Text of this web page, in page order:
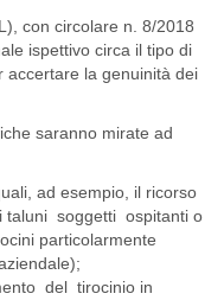
con circolare n. 8/2018
ispettivo circa il tipo di
accertare la genuinità dei
saranno mirate ad
ad esempio, il ricorso
taluni soggetti ospitanti o
particolarmente
del tirocinio in